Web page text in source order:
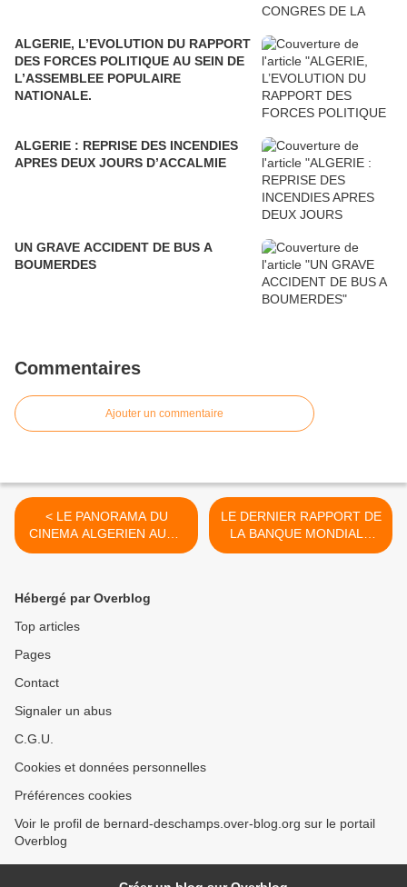
ALGERIE, L’EVOLUTION DU RAPPORT
DES FORCES POLITIQUE AU SEIN DE
L’ASSEMBLEE POPULAIRE
NATIONALE.
ALGERIE : REPRISE DES INCENDIES
APRES DEUX JOURS D’ACCALMIE
UN GRAVE ACCIDENT DE BUS A
BOUMERDES
Commentaires
Ajouter un commentaire
< LE PANORAMA DU
CINEMA ALGERIEN AURA
BIEN LIEU A NÎMES LES
LE DERNIER RAPPORT DE
LA BANQUE MONDIALE
SUR L'ALGERIE >
Hébergé par Overblog
Top articles
Pages
Contact
Signaler un abus
C.G.U.
Cookies et données personnelles
Préférences cookies
Voir le profil de bernard-deschamps.over-blog.org sur le portail
Overblog